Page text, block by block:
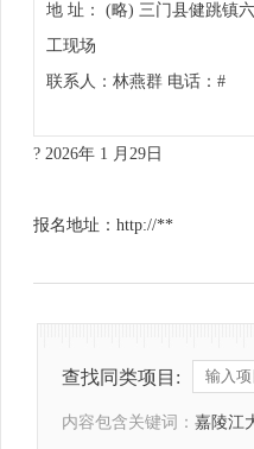
地 址： (略) 三门县健跳镇
工现场
联系人：林燕群 电话：#
? 2026年 1 月29日
报名地址：http://**
查找同类项目:
内容包含关键词： 嘉陵江